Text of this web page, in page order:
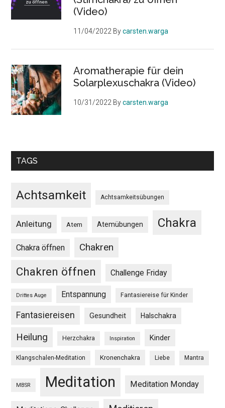
(Video)
11/04/2022 Bycarsten.warga
Aromatherapie für dein
Solarplexuschakra (Video)
10/31/2022 Bycarsten.warga
TAGS
Achtsamkeit Achtsamkeitsübungen
Anleitung Atem Atemübungen Chakra
Chakra öffnen Chakren
Chakren öffnen Challenge Friday
Drittes Auge Entspannung Fantasiereise für Kinder
Fantasiereisen Gesundheit Halschakra
Heilung Herzchakra Inspiration Kinder
Klangschalen-Meditation Kronenchakra Liebe Mantra
MBSR Meditation Meditation Monday